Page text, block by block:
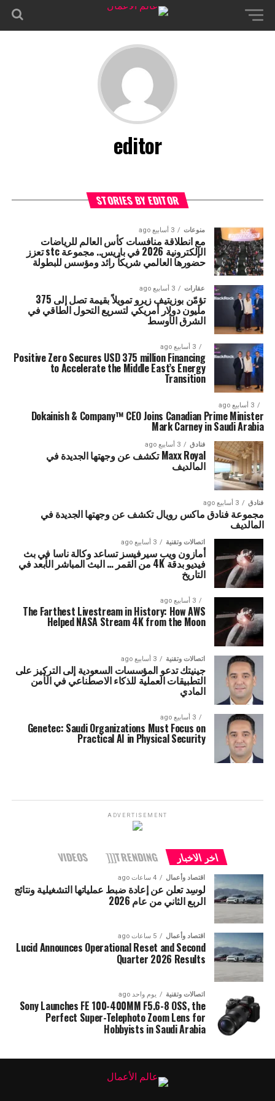
editor
STORIES BY EDITOR
منوعات 3 أسابيع ago
مع انطلاقة منافسات كأس العالم للرياضات
الإلكترونية 2026 في باريس.. مجموعة stc تعزز
حضورها العالمي شريكاً رائد ومؤسس للبطولة
عقارات 3 أسابيع ago
تؤمّن بوزيتيف زيرو تمويلاً بقيمة تصل إلى 375
مليون دولار أمريكي لتسريع التحول الطاقي في
الشرق الأوسط
3 أسابيع ago
Positive Zero Secures USD 375 million Financing
to Accelerate the Middle East’s Energy
Transition
3 أسابيع ago
Dokainish & Company™ CEO Joins Canadian Prime Minister
Mark Carney in Saudi Arabia
فنادق 3 أسابيع ago
Maxx Royal تكشف عن وجهتها الجديدة في
المالديف
فنادق 3 أسابيع ago
مجموعة فنادق ماكس رويال تكشف عن وجهتها الجديدة في
المالديف
اتصالات وتقنية 3 أسابيع ago
أمازون ويب سيرفيسز تساعد وكالة ناسا في بث
فيديو بدقة 4K من القمر … البث المباشر الأبعد في
التاريخ
3 أسابيع ago
The Farthest Livestream in History: How AWS
Helped NASA Stream 4K from the Moon
اتصالات وتقنية 3 أسابيع ago
جينيتك تدعو المؤسسات السعودية إلى التركيز على
التطبيقات العملية للذكاء الاصطناعي في الأمن
المادي
3 أسابيع ago
Genetec: Saudi Organizations Must Focus on
Practical AI in Physical Security
ADVERTISEMENT
اخر الاخبار TRENDING[[[
VIDEOS
اقتصاد وأعمال 4 ساعات ago
لوسِد تعلن عن إعادة ضبط عملياتها التشغيلية ونتائج
الربع الثاني من عام 2026
اقتصاد وأعمال 5 ساعات ago
Lucid Announces Operational Reset and Second
Quarter 2026 Results
اتصالات وتقنية يوم واحد ago
Sony Launches FE 100-400MM F5.6-8 OSS, the
Perfect Super-Telephoto Zoom Lens for
Hobbyists in Saudi Arabia